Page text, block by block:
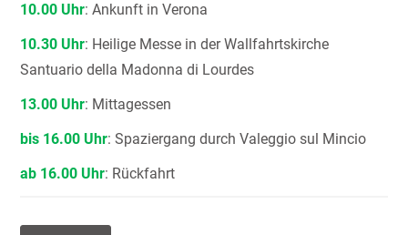
10.00 Uhr: Ankunft in Verona
10.30 Uhr: Heilige Messe in der Wallfahrtskirche
Santuario della Madonna di Lourdes
13.00 Uhr: Mittagessen
bis 16.00 Uhr: Spaziergang durch Valeggio sul Mincio
ab 16.00 Uhr: Rückfahrt